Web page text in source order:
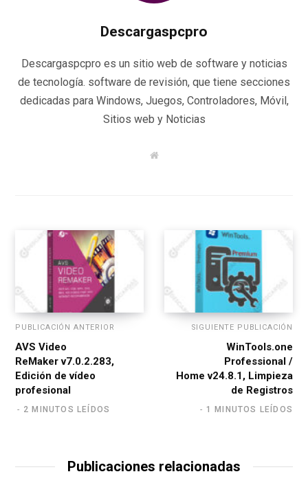
Descargaspcpro
Descargaspcpro es un sitio web de software y noticias
de tecnología. software de revisión, que tiene secciones
dedicadas para Windows, Juegos, Controladores, Móvil,
Sitios web y Noticias
W
PUBLICACIÓN ANTERIOR
AVS Video
ReMaker v7.0.2.283,
Edición de vídeo
profesional
2 MINUTOS LEÍDOS
SIGUIENTE PUBLICACIÓN
WinTools.one
Professional /
Home v24.8.1, Limpieza
de Registros
1 MINUTOS LEÍDOS
Publicaciones relacionadas